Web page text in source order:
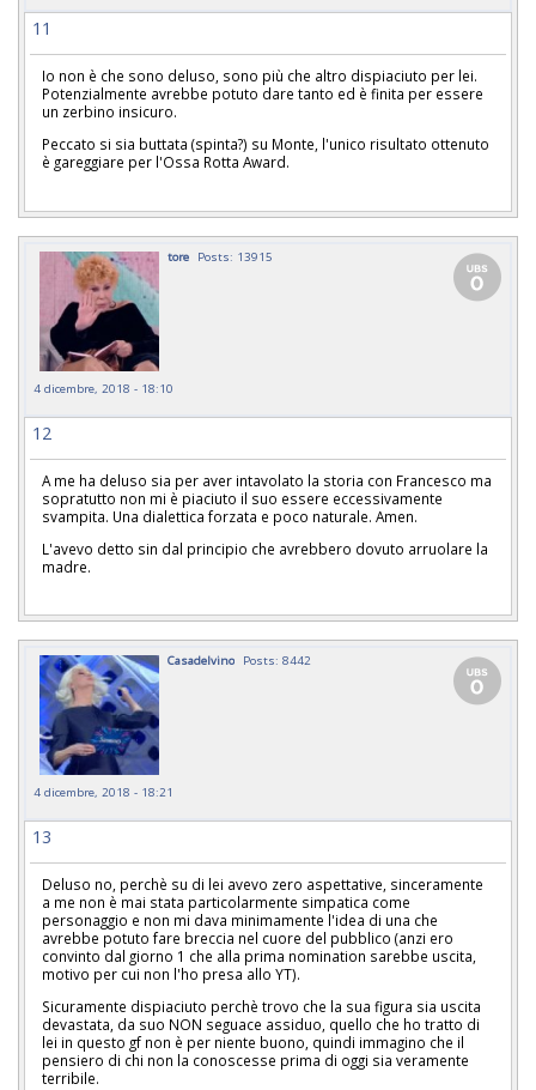
11
Io non è che sono deluso, sono più che altro dispiaciuto per lei.
Potenzialmente avrebbe potuto dare tanto ed è finita per essere
un zerbino insicuro.
Peccato si sia buttata (spinta?) su Monte, l'unico risultato ottenuto
è gareggiare per l'Ossa Rotta Award.
tore Posts: 13915
4 dicembre, 2018 - 18:10
12
A me ha deluso sia per aver intavolato la storia con Francesco ma
sopratutto non mi è piaciuto il suo essere eccessivamente
svampita. Una dialettica forzata e poco naturale. Amen.
L'avevo detto sin dal principio che avrebbero dovuto arruolare la
madre.
Casadelvino Posts: 8442
4 dicembre, 2018 - 18:21
13
Deluso no, perchè su di lei avevo zero aspettative, sinceramente
a me non è mai stata particolarmente simpatica come
personaggio e non mi dava minimamente l'idea di una che
avrebbe potuto fare breccia nel cuore del pubblico (anzi ero
convinto dal giorno 1 che alla prima nomination sarebbe uscita,
motivo per cui non l'ho presa allo YT).
Sicuramente dispiaciuto perchè trovo che la sua figura sia uscita
devastata, da suo NON seguace assiduo, quello che ho tratto di
lei in questo gf non è per niente buono, quindi immagino che il
pensiero di chi non la conoscesse prima di oggi sia veramente
terribile.